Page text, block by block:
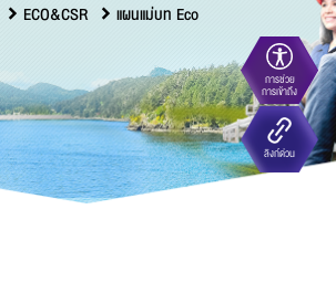
ขนาดตัวอักษร
ความตัดกันของสี
การช่วย
การเข้าถึง
e-Library Handbook E-PP ลิงก์ด่วน
ECO&CSR แผนแม่บท Eco